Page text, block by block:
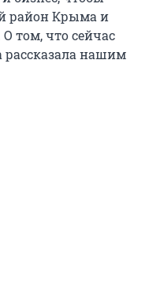
район Крыма и
том, что сейчас
рассказала нашим